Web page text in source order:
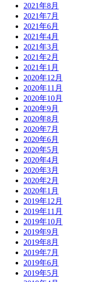
2021年8月
2021年7月
2021年6月
2021年4月
2021年3月
2021年2月
2021年1月
2020年12月
2020年11月
2020年10月
2020年9月
2020年8月
2020年7月
2020年6月
2020年5月
2020年4月
2020年3月
2020年2月
2020年1月
2019年12月
2019年11月
2019年10月
2019年9月
2019年8月
2019年7月
2019年6月
2019年5月